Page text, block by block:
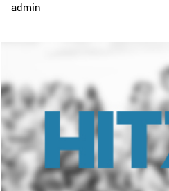
admin